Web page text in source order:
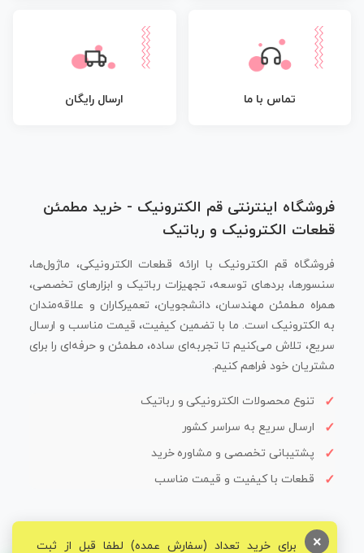
تماس با ما ارسال رایگان
فروشگاه اینترنتی قم الکترونیک - خرید مطمئن
قطعات الکترونیک و رباتیک
فروشگاه قم الکترونیک با ارائه قطعات الکترونیکی، ماژول‌ها،
سنسورها، بردهای توسعه، تجهیزات رباتیک و ابزارهای تخصصی،
همراه مطمئن مهندسان، دانشجویان، تعمیرکاران و علاقه‌مندان
به الکترونیک است. ما با تضمین کیفیت، قیمت مناسب و ارسال
سریع، تلاش می‌کنیم تا تجربه‌ای ساده، مطمئن و حرفه‌ای را برای
مشتریان خود فراهم کنیم.
تنوع محصولات الکترونیکی و رباتیک
ارسال سریع به سراسر کشور
پشتیبانی تخصصی و مشاوره خرید
قطعات با کیفیت و قیمت مناسب
برای خرید تعداد (سفارش عمده) لطفا قبل از ثبت ×